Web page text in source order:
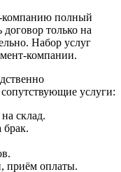
компанию полный
только на
Набор услуг
компании.
услуги:
склад.
брак.
приём оплаты.